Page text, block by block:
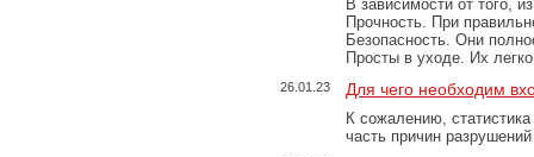
В зависимости от того,
Прочность. При
Безопасность. Они
Просты в уходе. Их
26.01.23 Для чего необходим
К сожалению,
часть причин